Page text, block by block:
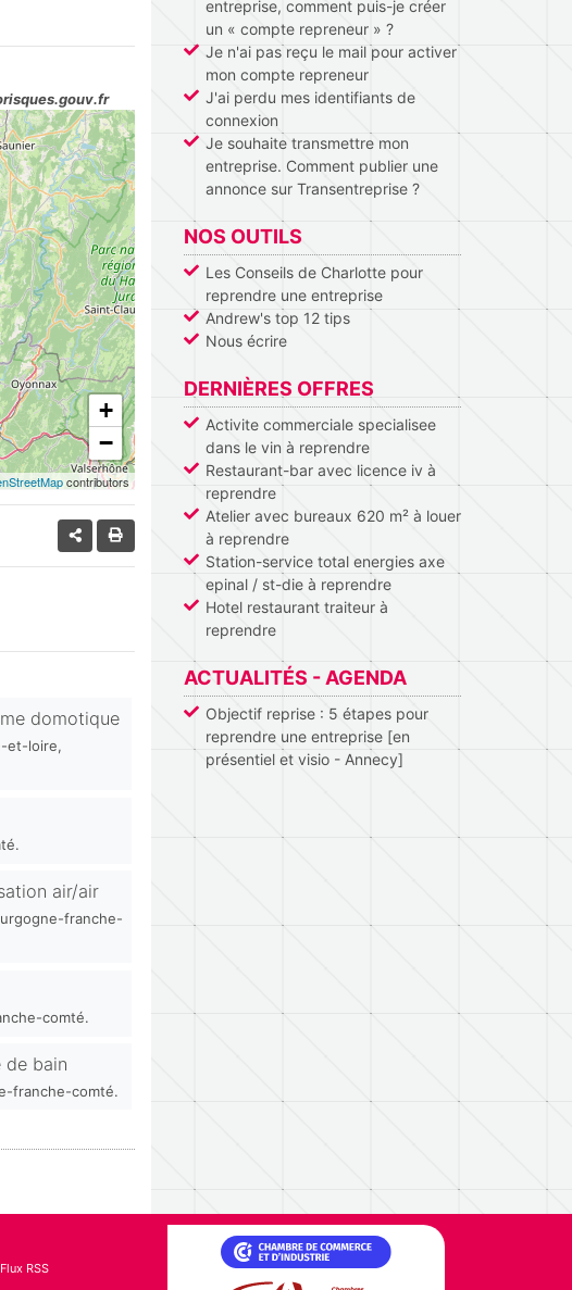
+
−
contributors
domotique
et-loire,
air/air
franche-
comté.
de bain
franche-comté.
entreprise, comment puis-je créer
un « compte repreneur » ?
Je n'ai pas reçu le mail pour activer
mon compte repreneur
J'ai perdu mes identifiants de
connexion
Je souhaite transmettre mon
entreprise. Comment publier une
annonce sur Transentreprise ?
NOS OUTILS
Les Conseils de Charlotte pour
reprendre une entreprise
Andrew's top 12 tips
Nous écrire
DERNIÈRES OFFRES
Activite commerciale specialisee
dans le vin à reprendre
Restaurant-bar avec licence iv à
reprendre
Atelier avec bureaux 620 m² à louer
à reprendre
Station-service total energies axe
epinal / st-die à reprendre
Hotel restaurant traiteur à
reprendre
ACTUALITÉS - AGENDA
Objectif reprise : 5 étapes pour
reprendre une entreprise [en
présentiel et visio - Annecy]
Flux RSS